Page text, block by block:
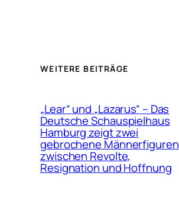
WEITERE BEITRÄGE
„Lear“ und „Lazarus“ – Das
Deutsche Schauspielhaus
Hamburg zeigt zwei
gebrochene Männerfiguren
zwischen Revolte,
Resignation und Hoffnung